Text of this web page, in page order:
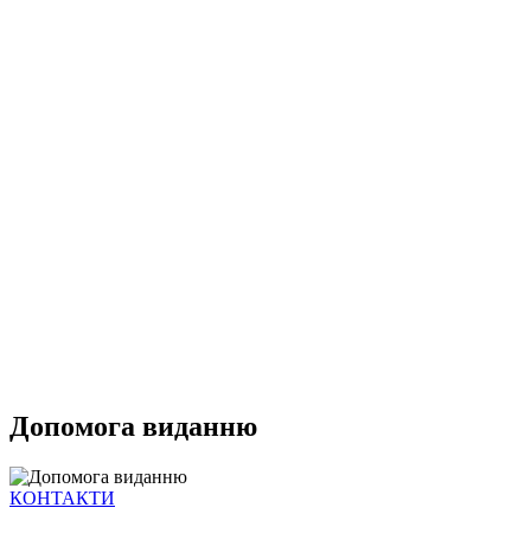
Допомога виданню
КОНТАКТИ